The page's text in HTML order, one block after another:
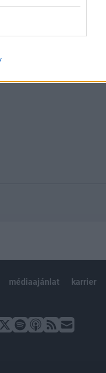
médiaajánlat karrier